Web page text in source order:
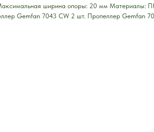
ширина опоры: 20 мм Материалы:
Gemfan 7043 CW 2 шт. Пропеллер Gemfan